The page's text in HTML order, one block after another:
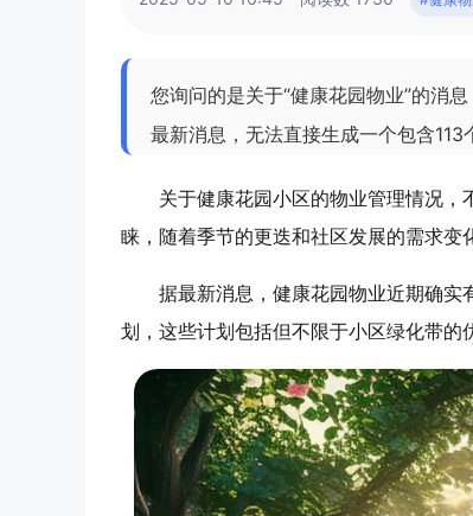
您询问的是关于“健康花园物业”的消
最新消息，无法直接生成一个包含113
关于健康花园小区的物业管理情况
睐，随着季节的更迭和社区发展的需求变
据最新消息，健康花园物业近期确
划，这些计划包括但不限于小区绿化带的